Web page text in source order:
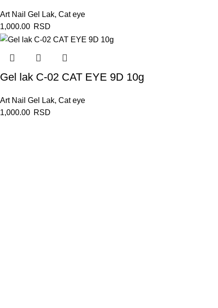
Art Nail Gel Lak, Cat eye
1,000.00 RSD
Gel lak C-02 CAT EYE 9D 10g
Art Nail Gel Lak, Cat eye
1,000.00 RSD